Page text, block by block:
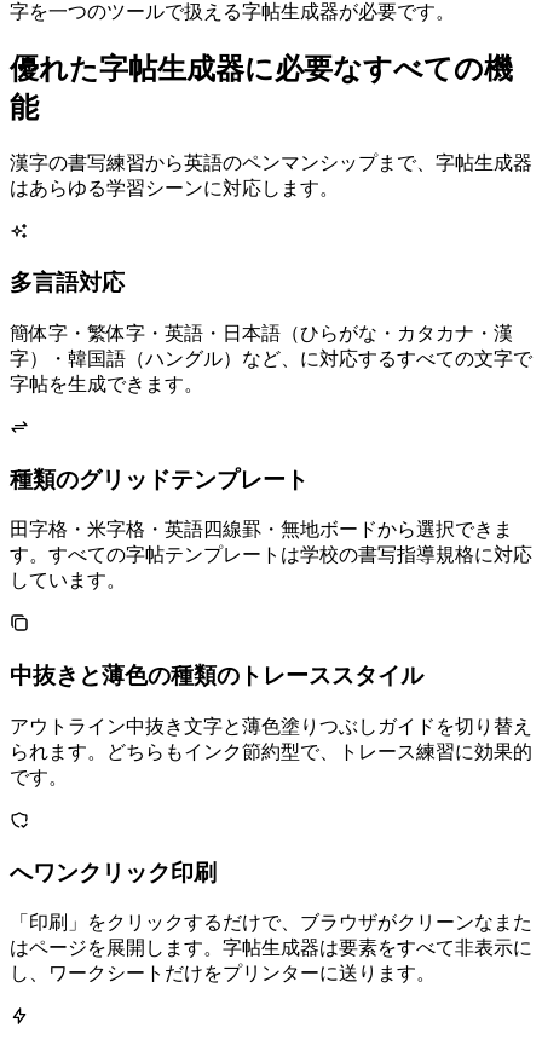
字を一つのツールで扱える字帖生成器が必要です。
優れた字帖生成器に必要なすべての機
能
漢字の書写練習から英語のペンマンシップまで、字帖生成器
はあらゆる学習シーンに対応します。
多言語対応
簡体字・繁体字・英語・日本語（ひらがな・カタカナ・漢
字）・韓国語（ハングル）など、Unicodeに対応するすべての文字で
字帖を生成できます。
4種類のグリッドテンプレート
田字格・米字格・英語四線罫・無地ボードから選択できま
す。すべての字帖テンプレートは学校の書写指導規格に対応
しています。
中抜きと薄色の2種類のトレーススタイル
アウトライン中抜き文字と薄色塗りつぶしガイドを切り替え
られます。どちらもインク節約型で、トレース練習に効果的
です。
A4/Letterへワンクリック印刷
「印刷」をクリックするだけで、ブラウザがクリーンなA4また
はLetterページを展開します。字帖生成器はUI要素をすべて非表示に
し、ワークシートだけをプリンターに送ります。